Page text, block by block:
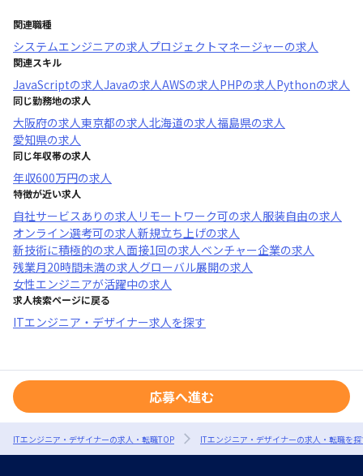
関連職種
システムエンジニアの求人プロジェクトマネージャーの求人
関連スキル
JavaScriptの求人Javaの求人AWSの求人PHPの求人Pythonの求人
同じ勤務地の求人
大阪府の求人東京都の求人北海道の求人福島県の求人
愛知県の求人
同じ年収帯の求人
年収600万円の求人
特徴が近い求人
自社サービスあり の求人 リモートワーク可の求人服装自由の求人
オンライン選考可の求人新規立ち上げの求人
新技術に積極的の求人面接1回の求人ベンチャー企業の求人
残業月20時間未満の求人グローバル展開の求人
女性エンジニアが活躍中の求人
求人検索ページに戻る
ITエンジニア・デザイナー求人を探す
応募へ進む
ITエンジニア・デザイナーの求人・転職TOP ITエンジニア・デザイナーの求人・転職を